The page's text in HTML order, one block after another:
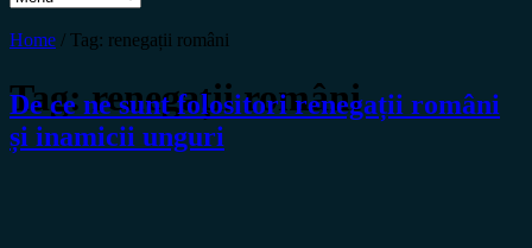
Home / Tag: renegații români
Tag:renegații români
De ce ne sunt folositori renegații români
și inamicii unguri